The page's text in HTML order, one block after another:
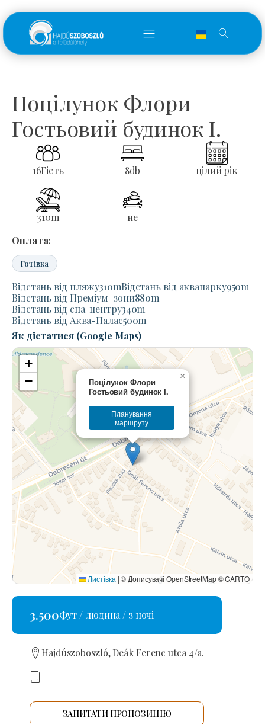
Поцілунок Флори
Гостьовий будинок I.
16Гість 8db цілий рік
310m
не
Оплата:
Готівка
Відстань від пляжу310mВідстань від аквапарку950m
Відстань від Преміум-зони880m
Відстань від спа-центру340m
Відстань від Аква-Палас500m
Як дістатися (Google Maps)
Поцілунок Флори
Гостьовий будинок I.
Планування
маршруту
×
+
−
Листівка |© Дописувачі OpenStreetMap © CARTO
3.500Фут / людина / з ночі
Hajdúszoboszló, Deák Ferenc utca 4/a.
ЗАПИТАТИ ПРОПОЗИЦІЮ